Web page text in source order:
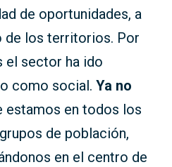
de oportunidades, a
de los territorios. Por
el sector ha ido
como social. Ya no
estamos en todos los
de población,
en el centro de